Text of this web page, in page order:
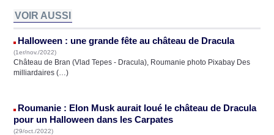
VOIR AUSSI
Halloween : une grande fête au château de Dracula
(1er/nov./2022)
Château de Bran (Vlad Tepes - Dracula), Roumanie photo Pixabay Des
milliardaires (…)
Roumanie : Elon Musk aurait loué le château de Dracula
pour un Halloween dans les Carpates
(29/oct./2022)